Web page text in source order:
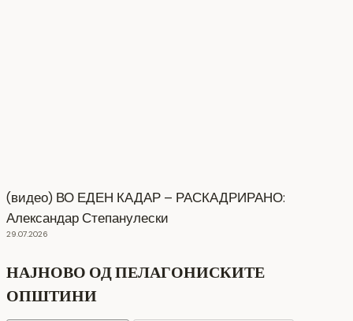
(видео) ВО ЕДЕН КАДАР – РАСКАДРИРАНО:
Александар Степанулески
29.07.2026
НАЈНОВО ОД ПЕЛАГОНИСКИТЕ
ОПШТИНИ